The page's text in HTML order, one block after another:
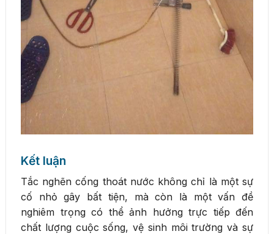
Kết luận
Tắc nghẽn cống thoát nước không chỉ là một sự
cố nhỏ gây bất tiện, mà còn là một vấn đề
nghiêm trọng có thể ảnh hưởng trực tiếp đến
chất lượng cuộc sống, vệ sinh môi trường và sự